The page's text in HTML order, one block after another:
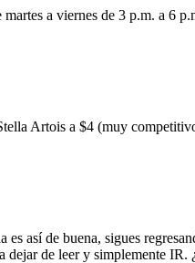
a viernes de 3 p.m. a 6
Artois a $4 (muy
así de buena, sigues
de leer y simplemente